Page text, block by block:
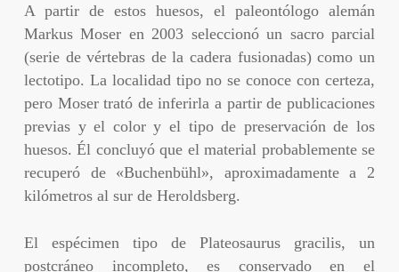
A partir de estos huesos, el paleontólogo alemán
Markus Moser en 2003 seleccionó un sacro parcial
(serie de vértebras de la cadera fusionadas) como un
lectotipo. La localidad tipo no se conoce con certeza,
pero Moser trató de inferirla a partir de publicaciones
previas y el color y el tipo de preservación de los
huesos. Él concluyó que el material probablemente se
recuperó de «Buchenbühl», aproximadamente a 2
kilómetros al sur de Heroldsberg.
El espécimen tipo de Plateosaurus gracilis, un
postcráneo incompleto, es conservado en el